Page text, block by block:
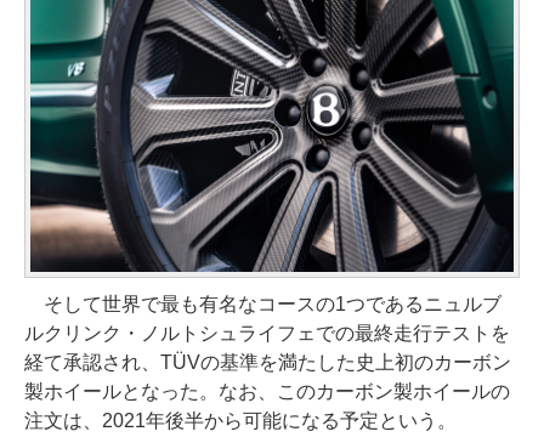
そして世界で最も有名なコースの1つであるニュルブ
ルクリンク・ノルトシュライフェでの最終走行テストを
経て承認され、TÜVの基準を満たした史上初のカーボン
製ホイールとなった。なお、このカーボン製ホイールの
注文は、2021年後半から可能になる予定という。